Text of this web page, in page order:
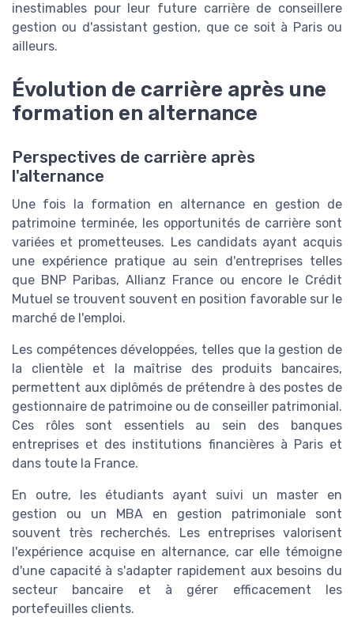
inestimables pour leur future carrière de conseillere
gestion ou d'assistant gestion, que ce soit à Paris ou
ailleurs.
Évolution de carrière après une
formation en alternance
Perspectives de carrière après
l'alternance
Une fois la formation en alternance en gestion de
patrimoine terminée, les opportunités de carrière sont
variées et prometteuses. Les candidats ayant acquis
une expérience pratique au sein d'entreprises telles
que BNP Paribas, Allianz France ou encore le Crédit
Mutuel se trouvent souvent en position favorable sur le
marché de l'emploi.
Les compétences développées, telles que la gestion de
la clientèle et la maîtrise des produits bancaires,
permettent aux diplômés de prétendre à des postes de
gestionnaire de patrimoine ou de conseiller patrimonial.
Ces rôles sont essentiels au sein des banques
entreprises et des institutions financières à Paris et
dans toute la France.
En outre, les étudiants ayant suivi un master en
gestion ou un MBA en gestion patrimoniale sont
souvent très recherchés. Les entreprises valorisent
l'expérience acquise en alternance, car elle témoigne
d'une capacité à s'adapter rapidement aux besoins du
secteur bancaire et à gérer efficacement les
portefeuilles clients.